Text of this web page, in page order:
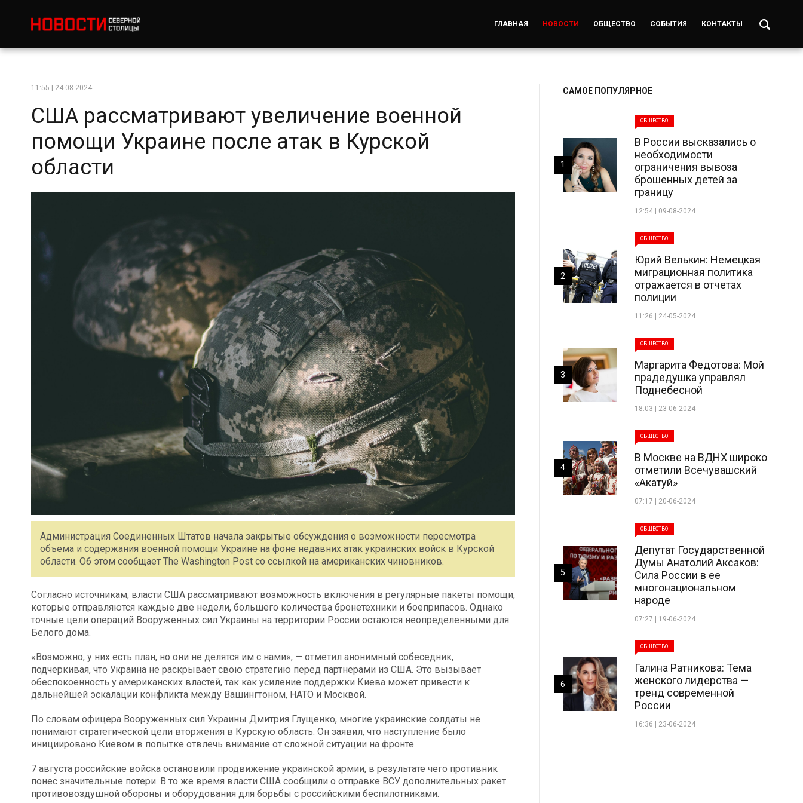
ГЛАВНАЯ НОВОСТИ ОБЩЕСТВО СОБЫТИЯ КОНТАКТЫ
11:55 | 24-08-2024
США рассматривают увеличение военной
помощи Украине после атак в Курской
области
Администрация Соединенных Штатов начала закрытые обсуждения о возможности пересмотра
объема и содержания военной помощи Украине на фоне недавних атак украинских войск в Курской
области. Об этом сообщает The Washington Post со ссылкой на американских чиновников.
Согласно источникам, власти США рассматривают возможность включения в регулярные пакеты помощи,
которые отправляются каждые две недели, большего количества бронетехники и боеприпасов. Однако
точные цели операций Вооруженных сил Украины на территории России остаются неопределенными для
Белого дома.
«Возможно, у них есть план, но они не делятся им с нами», — отметил анонимный собеседник,
подчеркивая, что Украина не раскрывает свою стратегию перед партнерами из США. Это вызывает
обеспокоенность у американских властей, так как усиление поддержки Киева может привести к
дальнейшей эскалации конфликта между Вашингтоном, НАТО и Москвой.
По словам офицера Вооруженных сил Украины Дмитрия Глущенко, многие украинские солдаты не
понимают стратегической цели вторжения в Курскую область. Он заявил, что наступление было
инициировано Киевом в попытке отвлечь внимание от сложной ситуации на фронте.
7 августа российские войска остановили продвижение украинской армии, в результате чего противник
понес значительные потери. В то же время власти США сообщили о отправке ВСУ дополнительных ракет
противовоздушной обороны и оборудования для борьбы с российскими беспилотниками.
САМОЕ ПОПУЛЯРНОЕ
ОБЩЕСТВО
В России высказались о
необходимости
ограничения вывоза
брошенных детей за
границу
12:54 | 09-08-2024
1
ОБЩЕСТВО
Юрий Велькин: Немецкая
миграционная политика
отражается в отчетах
полиции
11:26 | 24-05-2024
2
ОБЩЕСТВО
Маргарита Федотова: Мой
прадедушка управлял
Поднебесной
18:03 | 23-06-2024
3
ОБЩЕСТВО
В Москве на ВДНХ широко
отметили Всечувашский
«Акатуй»
07:17 | 20-06-2024
4
ОБЩЕСТВО
Депутат Государственной
Думы Анатолий Аксаков:
Сила России в ее
многонациональном
народе
07:27 | 19-06-2024
5
ОБЩЕСТВО
Галина Ратникова: Тема
женского лидерства —
тренд современной
России
16:36 | 23-06-2024
6